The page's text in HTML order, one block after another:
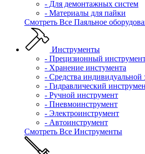
- Для демонтажных систем
- Материалы для пайки
Смотреть Все Паяльное
Инструменты
- Прецизионный
- Хранение инстумента
- Средства
- Гидравлический
- Ручной инструмент
- Пневмоинструмент
- Электроинструмент
- Автоинструмент
Смотреть Все Инструменты